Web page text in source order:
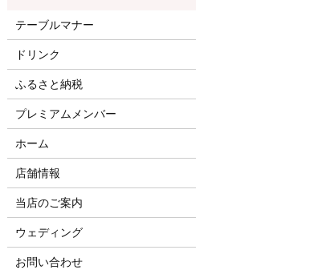
テーブルマナー
ドリンク
ふるさと納税
プレミアムメンバー
ホーム
店舗情報
当店のご案内
ウェディング
お問い合わせ